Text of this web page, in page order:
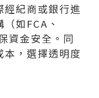
紀商或銀行進
如FCA、
資金安全。同
，選擇透明度